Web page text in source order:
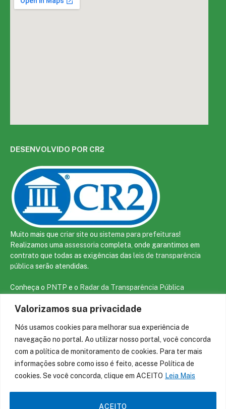
Valorizamos sua privacidade
Nós usamos cookies para melhorar sua experiência de
navegação no portal. Ao utilizar nosso portal, você concorda
com a política de monitoramento de cookies. Para ter mais
informações sobre como isso é feito, acesse Política de
cookies. Se você concorda, clique em ACEITO Leia Mais
ACEITO
DESENVOLVIDO POR CR2
Muito mais que criar site ou sistema para prefeituras!
Realizamos uma assessoria completa, onde garantimos em
contrato que todas as exigências das leis de transparência
pública serão atendidas.
Conheça o PNTP e o Radar da Transparência Pública
Todos os direitos reservados a prefeitura de São João da Varjota
Mapa do Site
Acessar Área Administrativa
Acessar o Webmail